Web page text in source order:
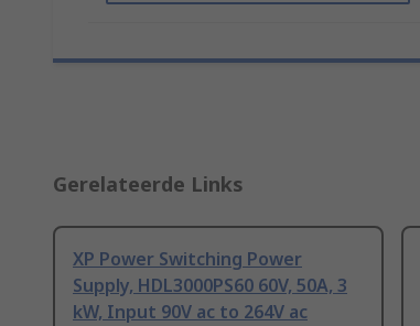
Gerelateerde Links
XP Power Switching Power
Supply, HDL3000PS60 60V, 50A, 3
kW, Input 90V ac to 264V ac